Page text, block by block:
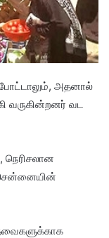
அதனால்
வட
நெரிசலான
சென்னையின்